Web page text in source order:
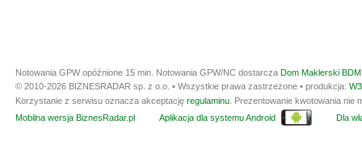
Notowania GPW opóźnione 15 min. Notowania GPW/NC dostarcza Dom Maklerski
© 2010-2026 BIZNESRADAR sp. z o.o. • Wszystkie prawa zastrzeżone • produkcja:
Korzystanie z serwisu oznacza akceptację regulaminu . Prezentowanie kwotowania
Mobilna wersja BiznesRadar.pl
Aplikacja dla systemu Android Dla